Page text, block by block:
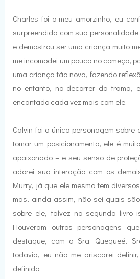
Charles foi o meu amorzinho, eu
surpreendida com sua
e demostrou ser uma criança muito
me incomodei um pouco no começo,
uma criança tão nova, fazendo
no entanto, no decorrer da trama,
encantado cada vez mais com ele.
Calvin foi o único personagem
tomar um posicionamento, ele é
apaixonado – e seu senso de
adorei sua interação com os
Murry, já que ele mesmo tem
mas, ainda assim, não sei quais
sobre ele, talvez no segundo livro
Houveram outros personagens
destaque, com a Sra. Quequeé,
todavia, eu não me ariscarei
definido.